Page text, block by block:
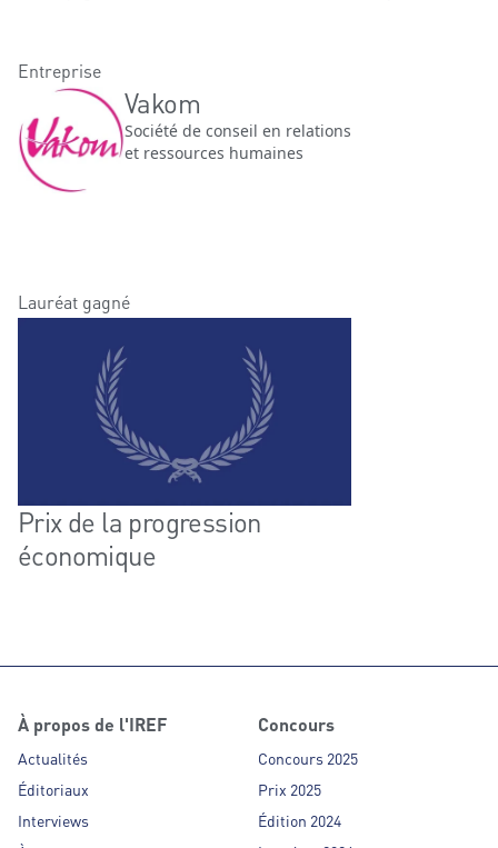
Entreprise
Vakom
Société de conseil en relations
et ressources humaines
Lauréat gagné
Prix de la progression
économique
À propos de l'IREF
Actualités
Éditoriaux
Interviews
Concours
Concours 2025
Prix 2025
Édition 2024